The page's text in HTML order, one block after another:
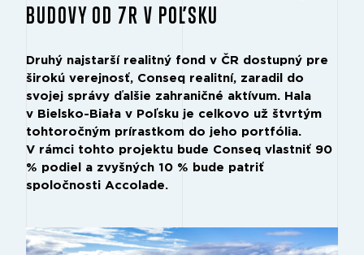
BUDOVY OD 7R V POĽSKU
Druhý najstarší realitný fond v ČR dostupný pre
širokú verejnosť, Conseq realitní, zaradil do
svojej správy ďalšie zahraničné aktívum. Hala
v Bielsko-Biała v Poľsku je celkovo už štvrtým
tohtoročným prírastkom do jeho portfólia.
V rámci tohto projektu bude Conseq vlastniť 90
% podiel a zvyšných 10 % bude patriť
spoločnosti Accolade.